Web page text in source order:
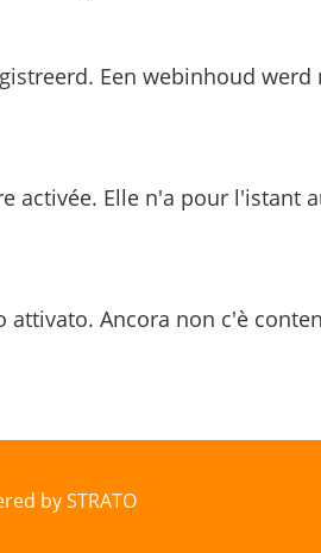
Een webinhoud werd
activée. Elle n'a pour l'istant
attivato. Ancora non c'è
by STRATO